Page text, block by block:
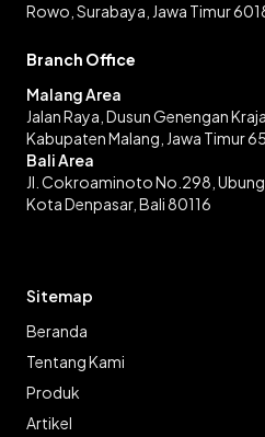
Rowo, Surabaya, Jawa Timur
Branch Office
Malang Area
Jalan Raya, Dusun Genengan
Kabupaten Malang, Jawa Timur
Bali Area
Jl. Cokroaminoto No.298, Ubung
Kota Denpasar, Bali 80116
Sitemap
Beranda
Tentang Kami
Produk
Artikel